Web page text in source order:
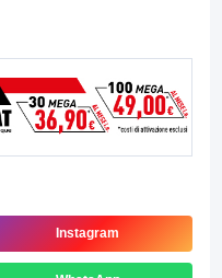
Instagram